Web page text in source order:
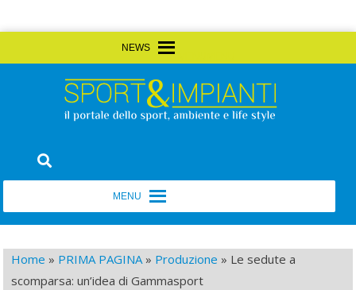
to
Sport&Impianti
Home » PRIMA PAGINA» Produzione » Le sedute a
scomparsa: un’idea di Gammasport